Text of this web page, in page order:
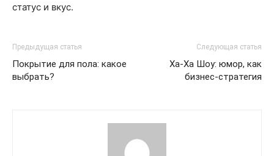
статус и вкус.
Предыдущая статья
Покрытие для пола: какое
выбрать?
Следующая статья
Ха-Ха Шоу: юмор, как
бизнес-стратегия